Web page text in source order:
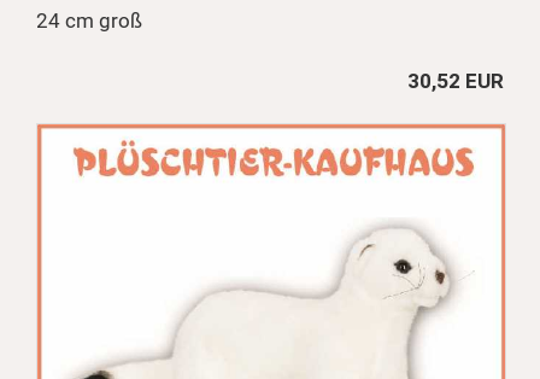
24 cm groß
30,52 EUR